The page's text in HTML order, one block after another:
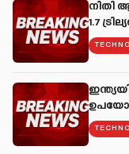
നിതി
1.7